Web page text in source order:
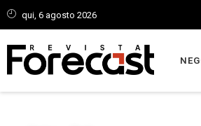
qui, 6 agosto 2026